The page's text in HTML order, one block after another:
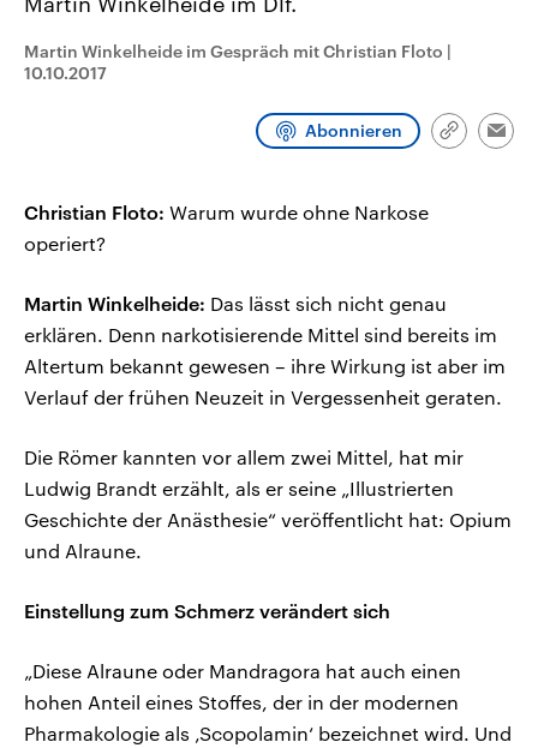
und Hintergründe zu den Parteien
Wahl.
Sendungen Programm
Audio-Archiv
Martin Winkelheide im Gespräch mit Christian Floto |
10.10.2017
Abonnieren
Link
Christian Floto: Warum wurde ohne Narkose
operiert?
Martin Winkelheide: Das lässt sich nicht genau
erklären. Denn narkotisierende Mittel sind bereits im
Altertum bekannt gewesen – ihre Wirkung ist aber im
Verlauf der frühen Neuzeit in Vergessenheit geraten.
Die Römer kannten vor allem zwei Mittel, hat mir
Ludwig Brandt erzählt, als er seine „Illustrierten
Geschichte der Anästhesie“ veröffentlicht hat: Opium
und Alraune.
Einstellung zum Schmerz verändert sich
„Diese Alraune oder Mandragora hat auch einen
hohen Anteil eines Stoffes, der in der modernen
Pharmakologie als ‚Scopolamin‘ bezeichnet wird. Und